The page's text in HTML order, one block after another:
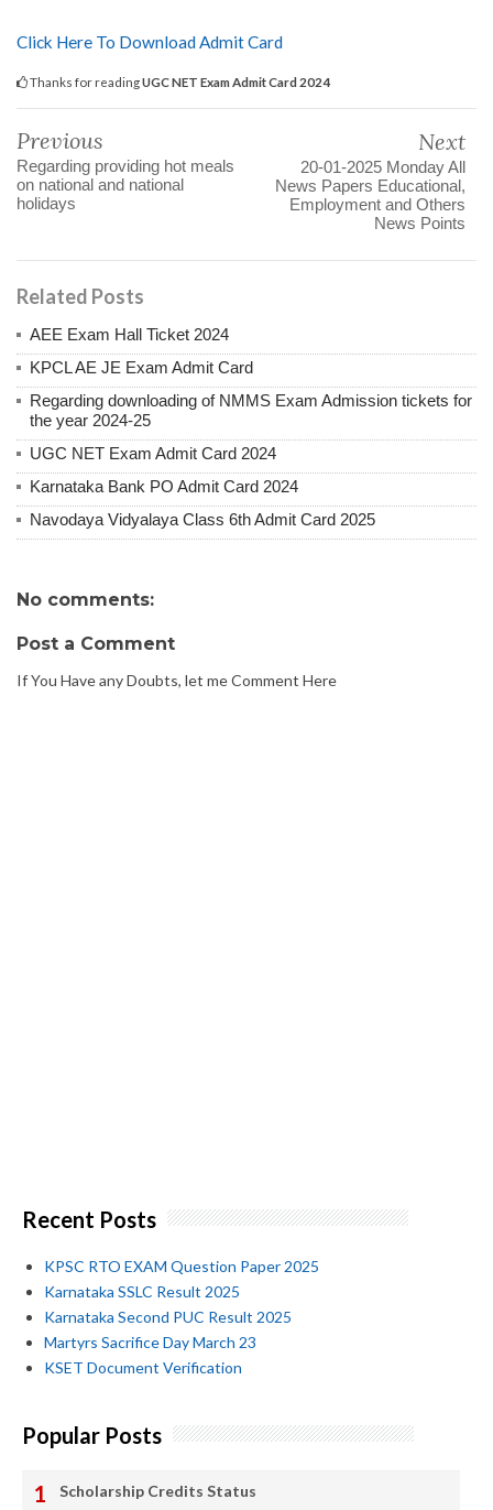
Click Here To Download Admit Card
Thanks for readingUGC NET Exam Admit Card 2024
Previous
Regarding providing hot meals
on national and national
holidays
Next
20-01-2025 Monday All
News Papers Educational,
Employment and Others
News Points
Related Posts
AEE Exam Hall Ticket 2024
KPCL AE JE Exam Admit Card
Regarding downloading of NMMS Exam Admission tickets for
the year 2024-25
UGC NET Exam Admit Card 2024
Karnataka Bank PO Admit Card 2024
Navodaya Vidyalaya Class 6th Admit Card 2025
No comments:
Post a Comment
If You Have any Doubts, let me Comment Here
Recent Posts
KPSC RTO EXAM Question Paper 2025
Karnataka SSLC Result 2025
Karnataka Second PUC Result 2025
Martyrs Sacrifice Day March 23
KSET Document Verification
Popular Posts
Scholarship Credits Status